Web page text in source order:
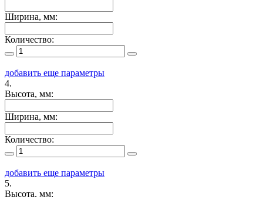
Ширина, мм:
Количество:
добавить еще параметры
4.
Высота, мм:
Ширина, мм:
Количество:
добавить еще параметры
5.
Высота, мм: